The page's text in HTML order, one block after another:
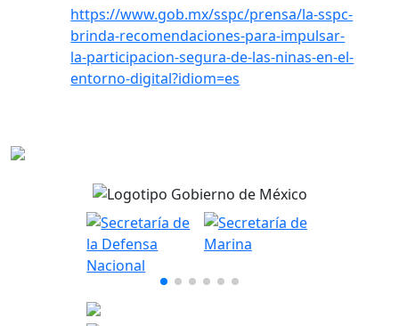
https://www.gob.mx/sspc/prensa/la-sspc-
brinda-recomendaciones-para-impulsar-
la-participacion-segura-de-las-ninas-en-el-
entorno-digital?idiom=es